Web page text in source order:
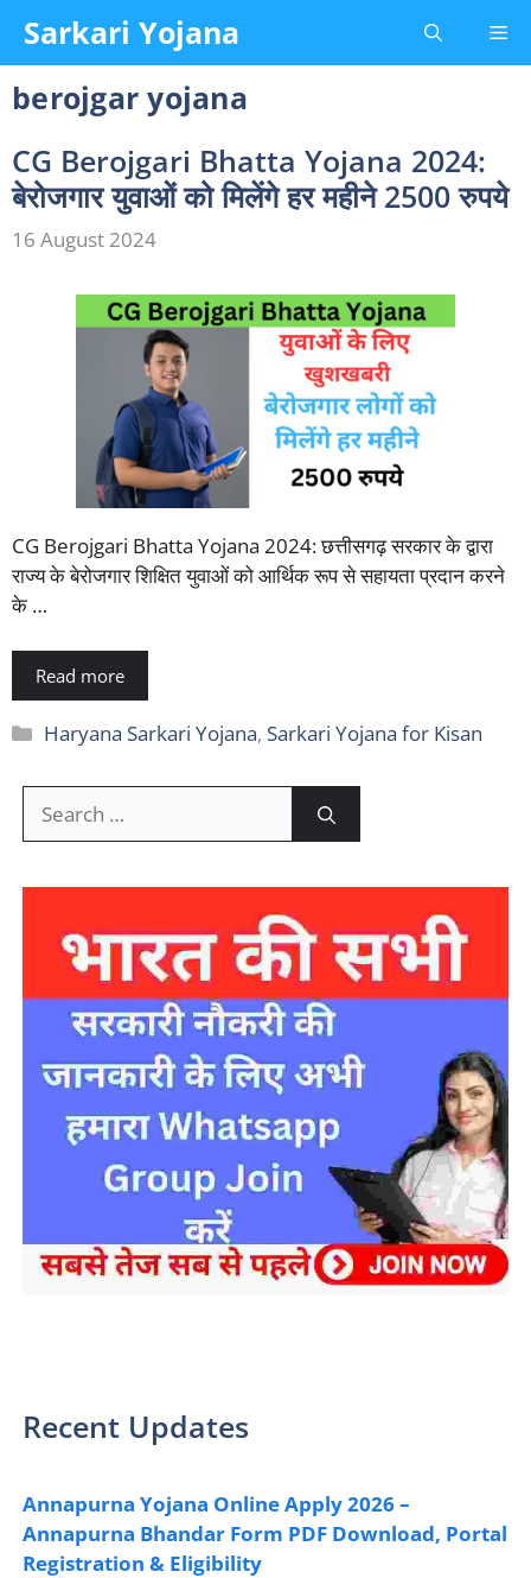
content
Sarkari Yojana
berojgar yojana
CG Berojgari Bhatta Yojana 2024:
बेरोजगार युवाओं को मिलेंगे हर महीने 2500 रुपये
16 August 2024
CG Berojgari Bhatta Yojana 2024: छत्तीसगढ़ सरकार के द्वारा
राज्य के बेरोजगार शिक्षित युवाओं को आर्थिक रूप से सहायता प्रदान करने
के …
Read more
Categories
Haryana Sarkari Yojana, Sarkari Yojana for Kisan
for:
Recent Updates
Annapurna Yojana Online Apply 2026 –
Annapurna Bhandar Form PDF Download, Portal
Registration & Eligibility